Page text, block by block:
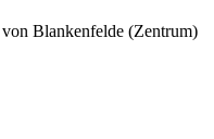
von Blankenfelde (Zentrum)